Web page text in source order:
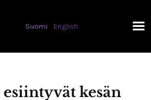
Suomi English
kesän